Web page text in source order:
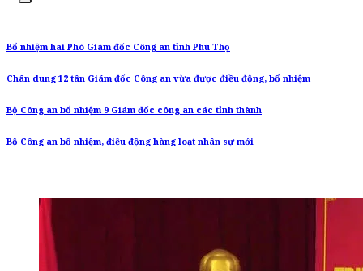
Bổ nhiệm hai Phó Giám đốc Công an tỉnh Phú Thọ
Chân dung 12 tân Giám đốc Công an vừa được điều động, bổ nhiệm
Bộ Công an bổ nhiệm 9 Giám đốc công an các tỉnh thành
Bộ Công an bổ nhiệm, điều động hàng loạt nhân sự mới